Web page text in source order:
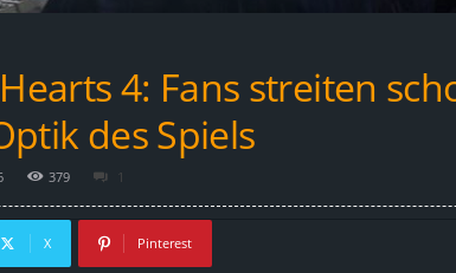
4: Fans streiten
des Spiels
379 1
X Pinterest